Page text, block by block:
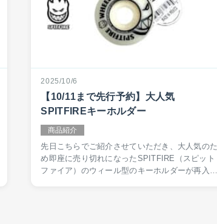
2025/10/6
【10/11まで先行予約】大人気
SPITFIREキーホルダー
商品紹介
先日こちらでご紹介させていただき、大人気のた
め即座に売り切れになったSPITFIRE（スピット
ファイア）のウィール型のキーホルダーが再入荷